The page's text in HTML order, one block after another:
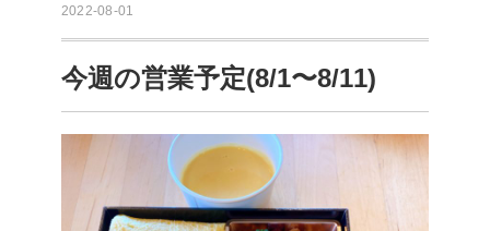
2022-08-01
今週の営業予定(8/1〜8/11)